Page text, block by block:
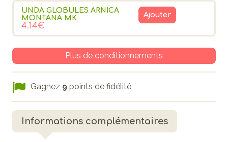
UNDA GLOBULES ARNICA
MONTANA MK
4.14€
Ajouter
Plus de conditionnements
Gagnez 9 points de fidélité
Informations complémentaires